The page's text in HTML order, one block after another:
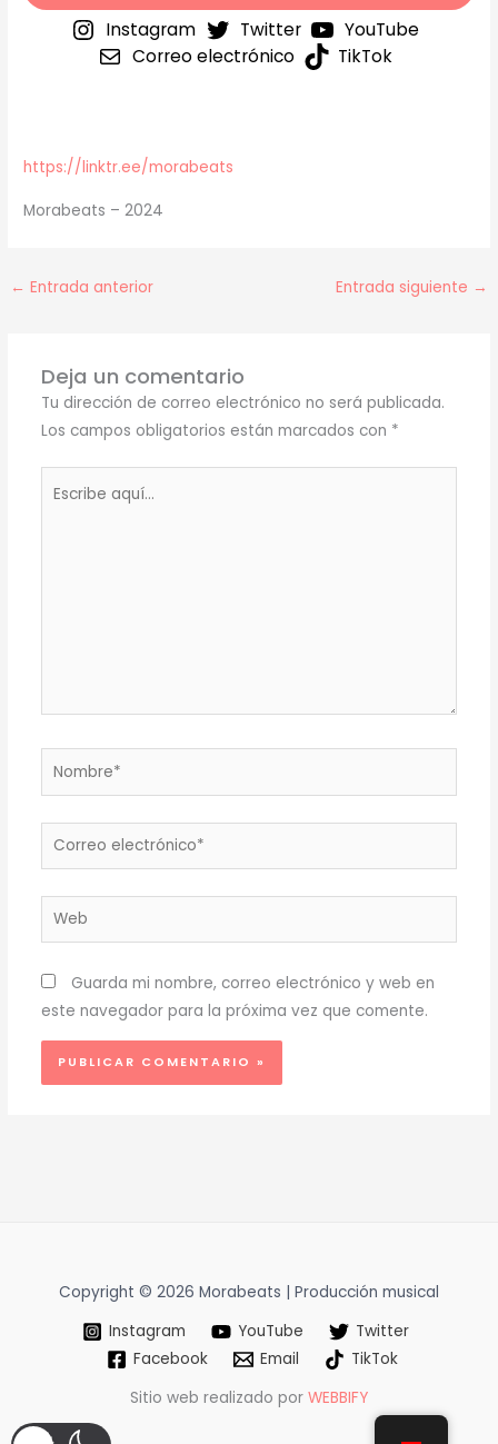
Instagram Twitter
YouTube
Correo electrónico
TikTok
https://linktr.ee/morabeats
Morabeats – 2024
← Entrada anterior Entrada siguiente →
Deja un comentario
Tu dirección de correo electrónico no será publicada.
Los campos obligatorios están marcados con *
Nombre*
Correo
Web
Guarda mi nombre, correo electrónico y web en
este navegador para la próxima vez que comente.
Copyright © 2026 Morabeats | Producción musical
Instagram
YouTube
Twitter
Facebook
Email
TikTok
Sitio web realizado por WEBBIFY